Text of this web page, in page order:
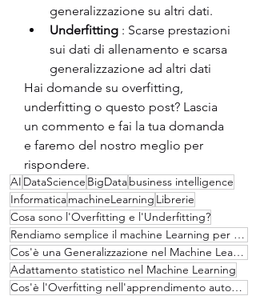
generalizzazione su altri dati.
Underfitting : Scarse prestazioni
sui dati di allenamento e scarsa
generalizzazione ad altri dati
Hai domande su overfitting,
underfitting o questo post? Lascia
un commento e fai la tua domanda
e faremo del nostro meglio per
rispondere.
AI DataScience BigDatabusiness intelligence
InformaticamachineLearning Librerie
Cosa sono l'Overfitting e l'Underfitting?
Rendiamo semplice il machine Learning per un minuto
Cos'è una Generalizzazione nel Machine Learning?
Adattamento statistico nel Machine Learning
Cos'è l'Overfitting nell'apprendimento automatico?